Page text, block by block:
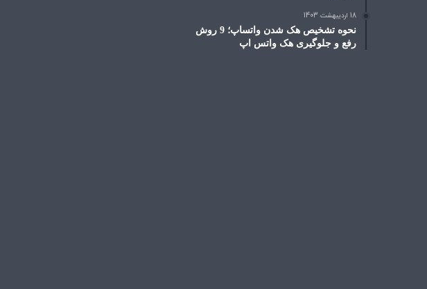
18 اردیبهشت 1403
نحوه تشخیص هک شدن واتساپ؛ 9 روش
رفع و جلوگیری هک واتس اپ